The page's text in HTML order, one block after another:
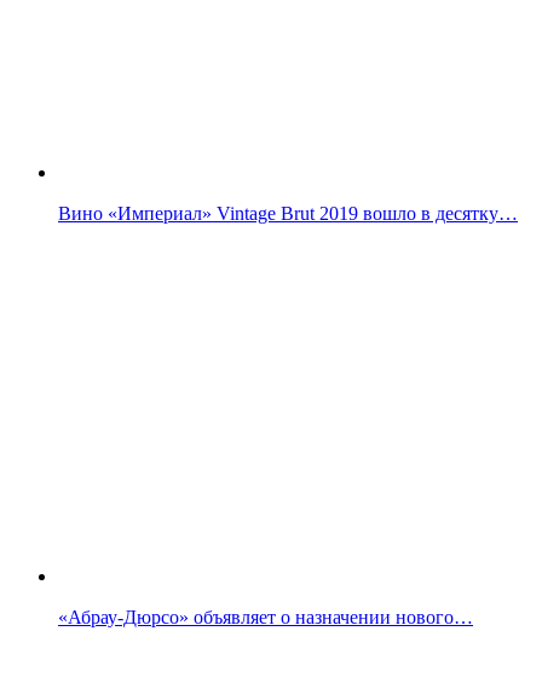
Вино «Империал» Vintage Brut 2019 вошло в десятку…
«Абрау-Дюрсо» объявляет о назначении нового…